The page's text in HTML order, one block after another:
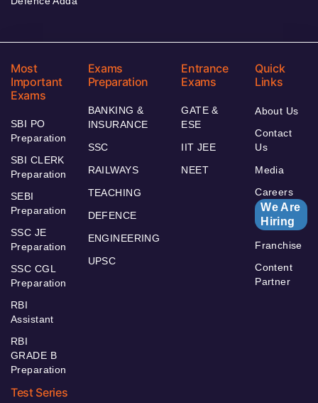
Most
Important
Exams
SBI PO
Preparation
SBI CLERK
Preparation
SEBI
Preparation
SSC JE
Preparation
SSC CGL
Preparation
RBI
Assistant
RBI
GRADE B
Preparation
Exams
Preparation
BANKING &
INSURANCE
SSC
RAILWAYS
TEACHING
DEFENCE
ENGINEERING
UPSC
Entrance
Exams
GATE &
ESE
IIT JEE
NEET
Quick
Links
About Us
Contact
Us
Media
Careers
We Are
Hiring
Franchise
Content
Partner
Test Series